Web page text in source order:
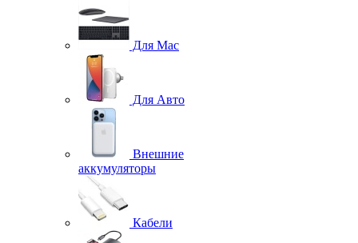
Для Mac
Для Авто
Внешние
аккумуляторы
Кабели